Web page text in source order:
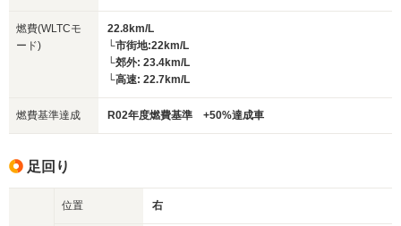
燃費(WLTCモ
ード)
22.8km/L
└市街地:22km/L
└郊外: 23.4km/L
└高速: 22.7km/L
燃費基準達成 R02年度燃費基準 +50%達成車
足回り
位置 右